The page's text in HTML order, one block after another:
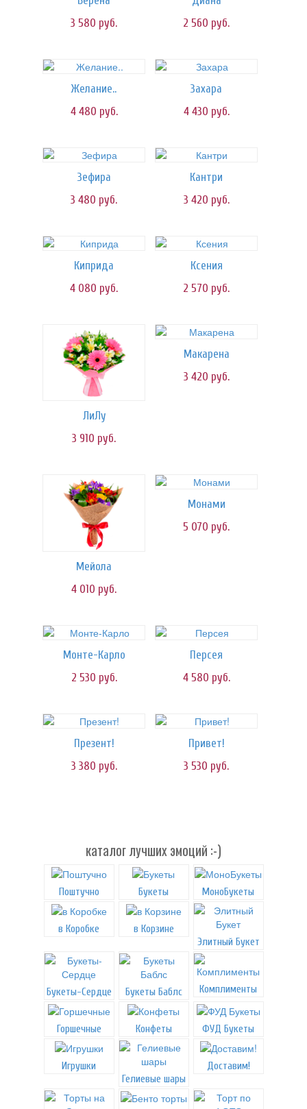
3 580 руб.
2 560 руб.
Желание..
4 480 руб.
Захара
4 430 руб.
Зефира
3 480 руб.
Кантри
3 420 руб.
Киприда
4 080 руб.
Ксения
2 570 руб.
ЛиЛу
3 910 руб.
Макарена
3 420 руб.
Мейола
4 010 руб.
Монами
5 070 руб.
Монте-Карло
2 530 руб.
Персея
4 580 руб.
Презент!
3 380 руб.
Привет!
3 530 руб.
каталог лучших эмоций :-)
Поштучно Букеты МоноБукеты
в Коробке
в Корзине
Элитный Букет
Букеты-Сердце Букеты Баблс Комплименты
Горшечные Конфеты ФУД Букеты
Игрушки
Гелиевые шары
Доставим!